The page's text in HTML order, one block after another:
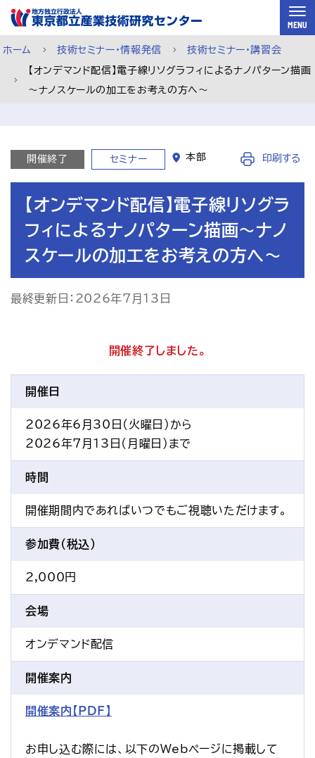
スキップして本文へ
MENU
チャットで相談 ご利用案内 メルマガ登録
English
ホーム 技術セミナー・情報発信 技術セミナー・講習会
【オンデマンド配信】電子線リソグラフィによるナノパターン描画
～ナノスケールの加工をお考えの方へ～
開催終了 セミナー 本部 印刷する
【オンデマンド配信】電子線リソグラ
フィによるナノパターン描画～ナノ
スケールの加工をお考えの方へ～
最終更新日：2026年7月13日
開催終了しました。
開催日
2026年6月30日(火曜日)から
2026年7月13日(月曜日)まで
時間
開催期間内であればいつでもご視聴いただけます。
参加費(税込)
2,000円
会場
オンデマンド配信
開催案内
開催案内【PDF】
お申し込む際には、以下のWebページに掲載して